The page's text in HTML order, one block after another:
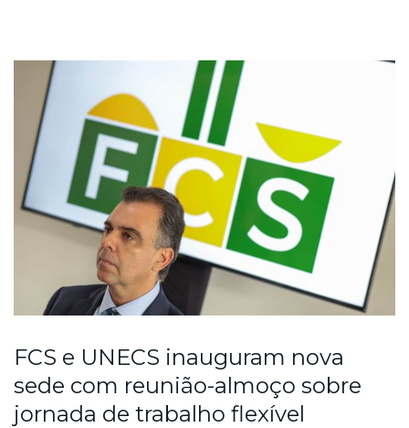
FCS e UNECS inauguram nova
sede com reunião-almoço sobre
jornada de trabalho flexível